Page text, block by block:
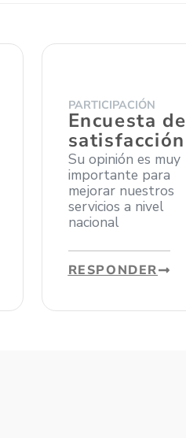
PARTICIPACIÓN
Encuesta de
satisfacción
Su opinión es muy
importante para
mejorar nuestros
servicios a nivel
nacional
RESPONDER